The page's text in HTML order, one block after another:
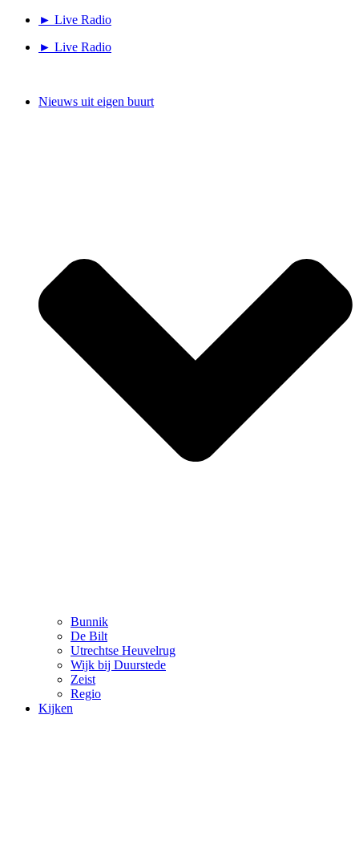
► Live Radio
► Live Radio
Nieuws uit eigen buurt
Bunnik
De Bilt
Utrechtse Heuvelrug
Wijk bij Duurstede
Zeist
Regio
Kijken